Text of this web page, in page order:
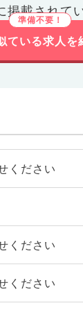
掲載されて
ている求人を
ください
ください
ください